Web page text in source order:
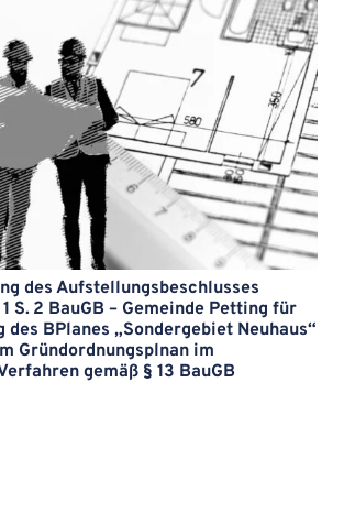
des Aufstellungsbeschlusses
S. 2 BauGB – Gemeinde Petting für
des BPlanes „Sondergebiet Neuhaus“
Gründordnungsplnan im
gemäß § 13 BauGB